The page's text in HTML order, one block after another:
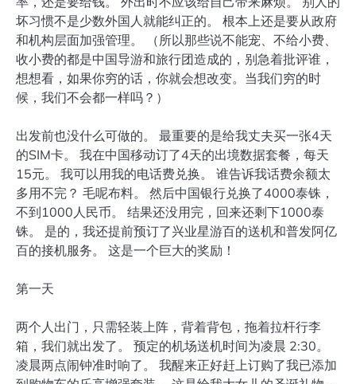
坏习惯不是少数外国人就能纠正的。 根本上还是要从政府
和机构层面加强管理。 （所以那些说不能宠、不给小费、
收小费的都是中国导游和旅行团造成的，别急着批评谁，
想想看，如果你穷的话，你就会想改变。当我们穷的时
候，我们不会都一样吗？）
出发前也没什么可做的。 最重要的是给我丈夫买一张4天
的SIM卡。 我在中国移动订了4天的出境数据套餐，每天
15元。 我可以用我的电话费兑换。 谁告诉我话费余额太
多用不完？ 毛呢布料。 然后中国银行兑换了4000泰铢，
不到1000人民币。 结果还没用完，回来还剩下1000泰
铢。 是的，我还提前预订了兴业星游百的送机和普发阿亿
百的接机服务。 这是一个巨大的奖励！
第一天
两个人出门，只需轻装上阵，背着背包，拖着拉杆行李
箱，我们就出发了。 预定的机场送机时间为凌晨 2:30。
凌晨两点闹钟准时响了。 我醒来正好赶上订购了我已添加